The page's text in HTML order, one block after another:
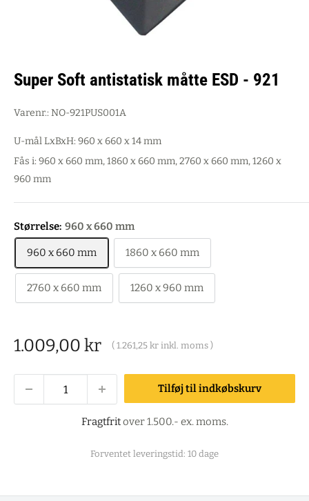
Super Soft antistatisk måtte ESD - 921
Varenr.: NO-921PUS001A
U-mål LxBxH: 960 x 660 x 14 mm
Fås i: 960 x 660 mm, 1860 x 660 mm, 2760 x 660 mm, 1260 x
960 mm
Størrelse: 960 x 660 mm
960 x 660 mm 1860 x 660 mm
2760 x 660 mm 1260 x 960 mm
Salgspris
1.009,00 kr ( 1.261,25 kr inkl. moms )
Tilføj til indkøbskurv
Fragtfritover 1.500.- ex. moms.
Forventet leveringstid: 10 dage